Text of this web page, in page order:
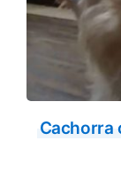
Cachorra